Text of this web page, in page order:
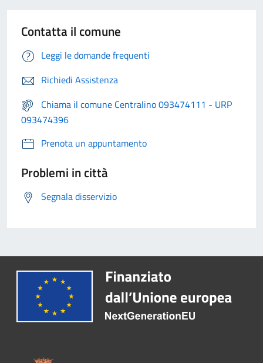
Contatta il comune
Leggi le domande frequenti
Richiedi Assistenza
Chiama il comune Centralino 093474111 - URP
093474396
Prenota un appuntamento
Problemi in città
Segnala disservizio